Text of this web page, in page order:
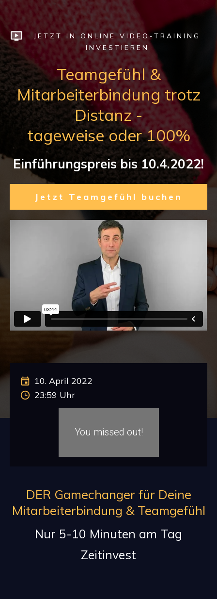
JETZT IN ONLINE VIDEO-TRAINING
INVESTIEREN
Teamgefühl &
Mitarbeiterbindung trotz
Distanz -
tageweise oder 100%
Einführungspreis bis 10.4.2022!
Jetzt Teamgefühl buchen
10. April 2022
23:59 Uhr
You missed out!
DER Gamechanger für Deine
Mitarbeiterbindung & Teamgefühl
Nur 5-10 Minuten am Tag
Zeitinvest